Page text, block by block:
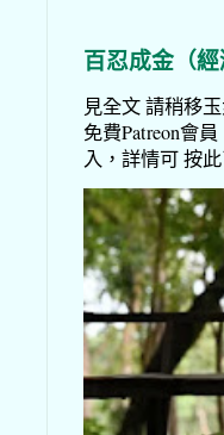
百忍成金（
見全文 請稍移
免費Patreon會
入，詳情可 按